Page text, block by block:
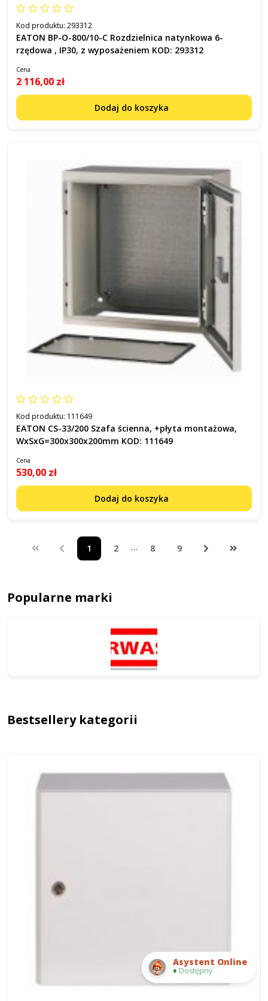
Asystent Online
♦ Dostępny
Kod produktu: 293312
EATON BP-O-800/10-C Rozdzielnica natynkowa 6-
rzędowa , IP30, z wyposażeniem KOD: 293312
Cena
2 116,00 zł
Dodaj do koszyka
Kod produktu: 111649
EATON CS-33/200 Szafa ścienna, +płyta montażowa,
WxSxG=300x300x200mm KOD: 111649
Cena
530,00 zł
Dodaj do koszyka
1 2 … 8 9
Popularne marki
Bestsellery kategorii